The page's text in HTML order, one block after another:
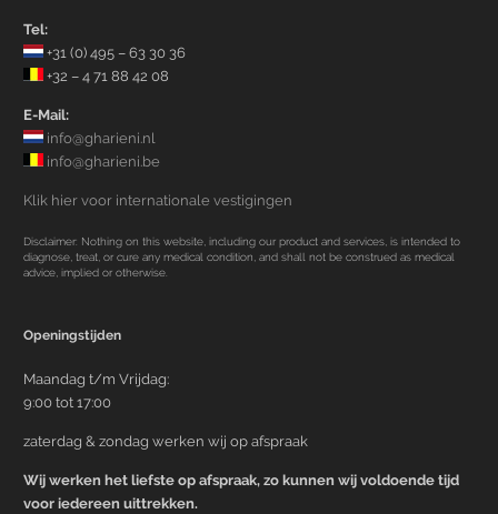
Tel:
+31 (0) 495 – 63 30 36
+32 – 4 71 88 42 08
E-Mail:
info@gharieni.nl
info@gharieni.be
Klik hier voor internationale vestigingen
Disclaimer: Nothing on this website, including our product and services, is intended to
diagnose, treat, or cure any medical condition, and shall not be construed as medical
advice, implied or otherwise.
Openingstijden
Maandag t/m Vrijdag:
9:00 tot 17:00
zaterdag & zondag werken wij op afspraak
Wij werken het liefste op afspraak, zo kunnen wij voldoende tijd
voor iedereen uittrekken.